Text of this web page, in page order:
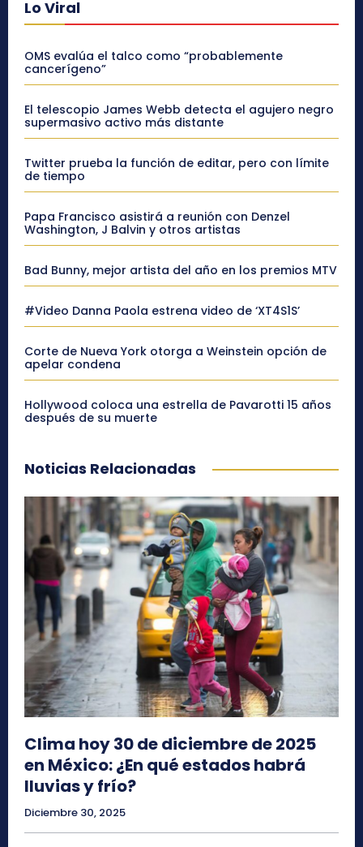
Lo Viral
OMS evalúa el talco como “probablemente
cancerígeno”
El telescopio James Webb detecta el agujero negro
supermasivo activo más distante
Twitter prueba la función de editar, pero con límite
de tiempo
Papa Francisco asistirá a reunión con Denzel
Washington, J Balvin y otros artistas
Bad Bunny, mejor artista del año en los premios MTV
#Video Danna Paola estrena video de ‘XT4S1S’
Corte de Nueva York otorga a Weinstein opción de
apelar condena
Hollywood coloca una estrella de Pavarotti 15 años
después de su muerte
Noticias Relacionadas
Clima hoy 30 de diciembre de 2025
en México: ¿En qué estados habrá
lluvias y frío?
Diciembre 30, 2025